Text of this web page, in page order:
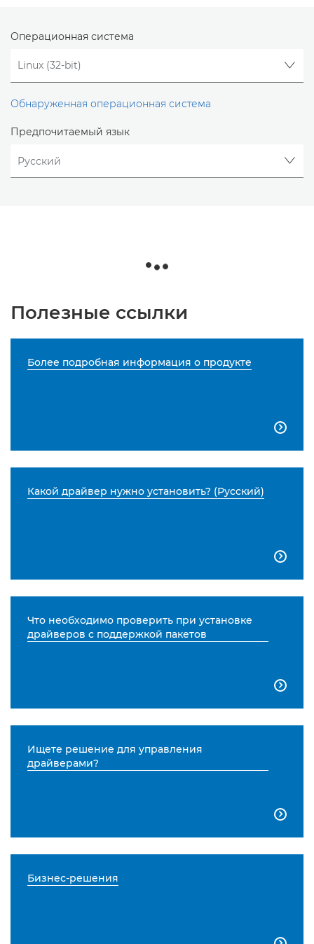
Операционная система
Обнаруженная операционная система
Предпочитаемый язык
Полезные ссылки
Более подробная информация о продукте

Какой драйвер нужно установить? (Русский)

Что необходимо проверить при установке
драйверов с поддержкой пакетов

Ищете решение для управления
драйверами?

Бизнес-решения